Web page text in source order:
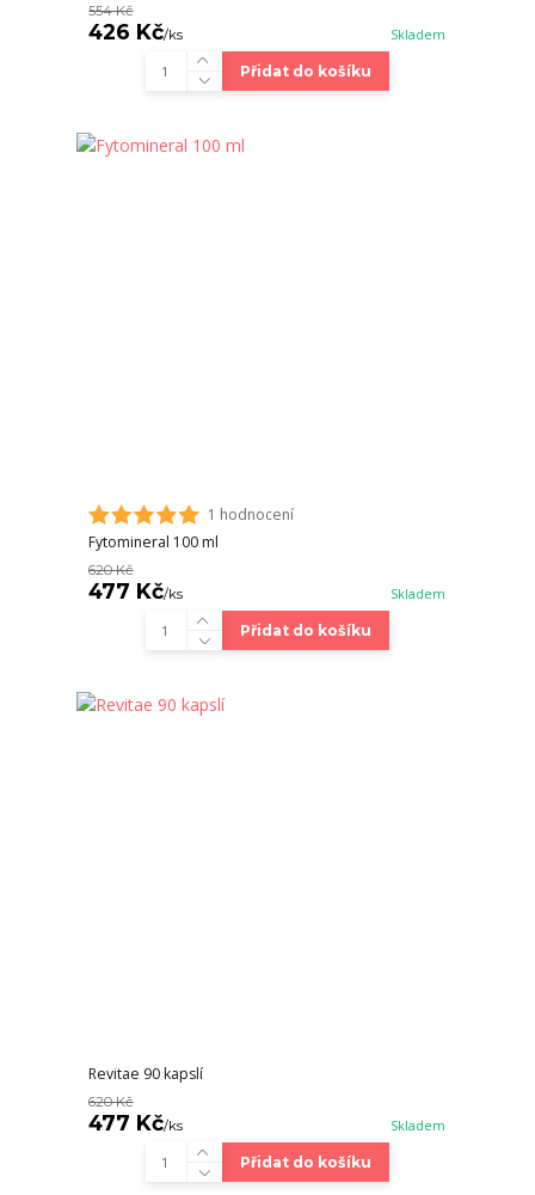
554 Kč
426 Kč/ks Skladem
Přidat do košíku
1 hodnocení
Fytomineral 100 ml
620 Kč
477 Kč/ks Skladem
Přidat do košíku
Revitae 90 kapslí
620 Kč
477 Kč/ks Skladem
Přidat do košíku